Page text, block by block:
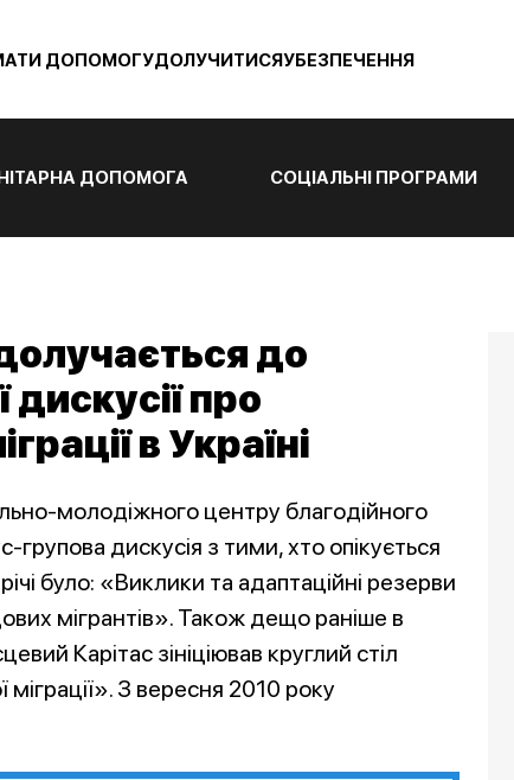
ДОПОМОГУДОЛУЧИТИСЯУБЕЗПЕЧЕННЯ
ДОПОМОГА СОЦІАЛЬНІ ПРОГРАМИ
до
дискусії про
в Україні
молодіжного центру благодійного
дискусія з тими, хто опікується
було: «Виклики та адаптаційні резерви
мігрантів». Також дещо раніше в
Карітас зініціював круглий стіл
міграції». З вересня 2010 року